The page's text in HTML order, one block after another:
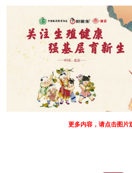
更多内容，请点击图片